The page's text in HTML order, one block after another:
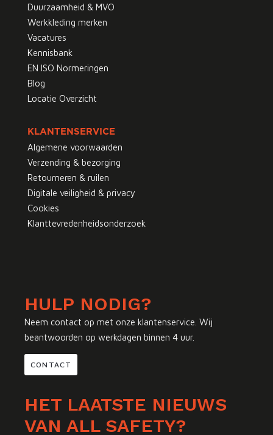
Duurzaamheid & MVO
Werkkleding merken
Vacatures
Kennisbank
EN ISO Normeringen
Blog
Locatie Overzicht
KLANTENSERVICE
Algemene voorwaarden
Verzending & bezorging
Retourneren & ruilen
Digitale veiligheid & privacy
Cookies
Klanttevredenheidsonderzoek
HULP NODIG?
Neem contact op met onze klantenservice. Wij
beantwoorden op werkdagen binnen 4 uur.
CONTACT
HET LAATSTE NIEUWS
VAN ALL SAFETY?